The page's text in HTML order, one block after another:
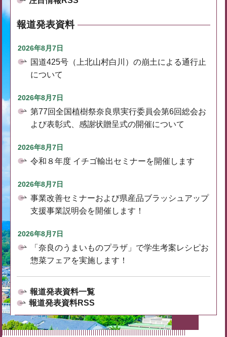
報道発表資料
2026年8月7日
国道425号（上北山村白川）の崩土による通行止
について
2026年8月7日
第77回全国植樹祭奈良県実行委員会第6回総会お
よび表彰式、感謝状贈呈式の開催について
2026年8月7日
令和８年度 イチゴ輸出セミナーを開催します
2026年8月7日
事業改善セミナーおよび県産品ブラッシュアップ
支援事業説明会を開催します！
2026年8月7日
「奈良のうまいものプラザ」で学生考案レシピお
惣菜フェアを実施します！
報道発表資料一覧
報道発表資料RSS